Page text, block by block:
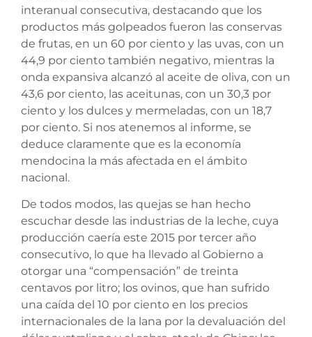
interanual consecutiva, destacando que los
productos más golpeados fueron las conservas
de frutas, en un 60 por ciento y las uvas, con un
44,9 por ciento también negativo, mientras la
onda expansiva alcanzó al aceite de oliva, con un
43,6 por ciento, las aceitunas, con un 30,3 por
ciento y los dulces y mermeladas, con un 18,7
por ciento. Si nos atenemos al informe, se
deduce claramente que es la economía
mendocina la más afectada en el ámbito
nacional.
De todos modos, las quejas se han hecho
escuchar desde las industrias de la leche, cuya
producción caería este 2015 por tercer año
consecutivo, lo que ha llevado al Gobierno a
otorgar una “compensación” de treinta
centavos por litro; los ovinos, que han sufrido
una caída del 10 por ciento en los precios
internacionales de la lana por la devaluación del